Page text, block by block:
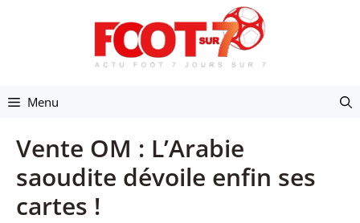
Menu
Vente OM : L’Arabie
saoudite dévoile enfin ses
cartes !